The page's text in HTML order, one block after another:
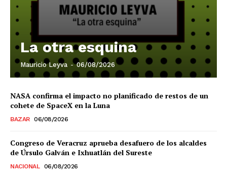
La otra esquina
Mauricio Leyva - 06/08/2026
NASA confirma el impacto no planificado de restos de un
cohete de SpaceX en la Luna
BAZAR 06/08/2026
Congreso de Veracruz aprueba desafuero de los alcaldes
de Úrsulo Galván e Ixhuatlán del Sureste
NACIONAL 06/08/2026